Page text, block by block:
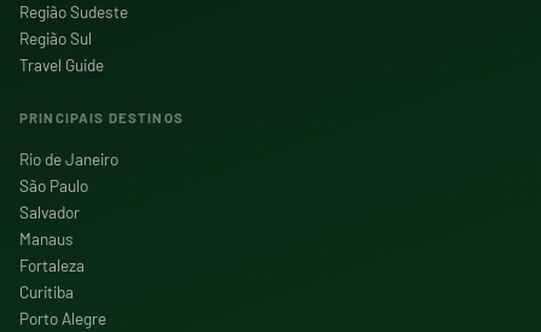
Região Sudeste
Região Sul
Travel Guide
PRINCIPAIS DESTINOS
Rio de Janeiro
São Paulo
Salvador
Manaus
Fortaleza
Curitiba
Porto Alegre